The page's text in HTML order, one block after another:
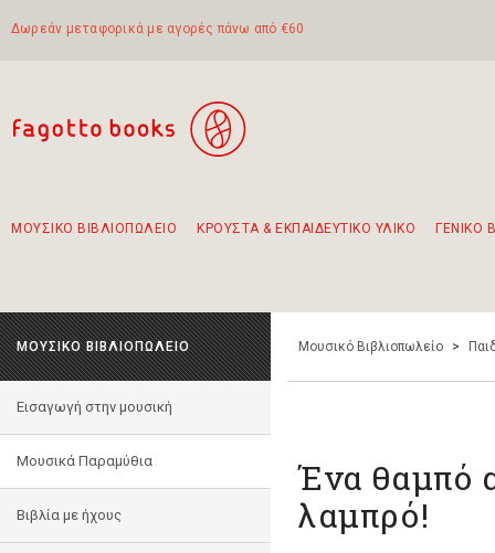
Δωρεάν μεταφορικά με αγορές πάνω από €60
ΜΟΥΣΙΚΟ ΒΙΒΛΙΟΠΩΛΕΙΟ ΚΡΟΥΣΤΑ & ΕΚΠΑΙΔΕΥΤΙΚΟ ΥΛΙΚΟ ΓΕΝΙΚΟ
ΜΟΥΣΙΚΟ ΒΙΒΛΙΟΠΩΛΕΙΟ
Εισαγωγή στην μουσική
Μουσικά Παραμύθια
Βιβλία με ήχους
Μουσικό Βιβλιοπωλείο >
Ένα θαμπό
λαμπρό!